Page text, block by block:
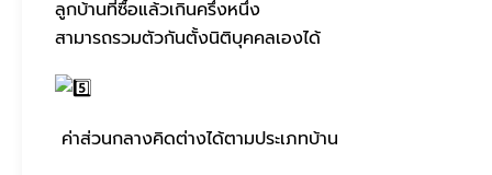
ลูกบ้านที่ซื้อแล้วเกินครึ่งหนึ่ง
สามารถรวมตัวกันตั้งนิติบุคคลเองได้
ค่าส่วนกลางคิดต่างได้ตามประเภทบ้าน